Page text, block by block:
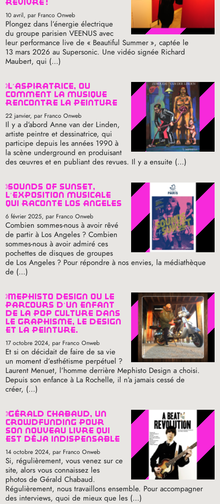
revivre !
10 avril, par Franco Onweb
Plongez dans l’énergie électrique
du groupe parisienVEENUS avec
leur performance live de « Beautiful Summer », captée le
13 mars 2026 au Supersonic. Une vidéo signée Richard
Maubert, qui (…)
l’aspiratrice, ou
comment la musique
rencontre la peinture
22 janvier, par Franco Onweb
Il y a d’abord Anne van der Linden,
artiste peintre et dessinatrice, qui
participe depuis les années 1990 à
la scène underground en produisant
des œuvres et en publiant des revues. Il y a ensuite (…)
sounds of sunset,
l’exposition musicale
qui raconte los angeles
6 février 2025, par Franco Onweb
Combien sommes-nous à avoir rêvé
de partir à Los Angeles ? Combien
sommes-nous à avoir admiré ces
pochettes de disques de groupes
de Los Angeles ? Pour répondre à nos envies, la médiathèque
de (…)
mephisto design où le
parcours d’un enfant
de la pop culture dans
le graphisme, le design
et la peinture.
17 octobre 2024, par Franco Onweb
Et si on décidait de faire de sa vie
un moment d’esthétisme perpétuel ?
Laurent Menuet, l’homme derrière Mephisto Design a choisi.
Depuis son enfance à La Rochelle, il n’a jamais cessé de
créer, (…)
gérald chabaud, un
crowdfunding pour
son nouveau livre qui
est déjà indispensable
14 octobre 2024, par Franco Onweb
Si, régulièrement, vous venez sur ce
site, alors vous connaissez les
photos de Gérald Chabaud.
Régulièrement, nous travaillons ensemble. Pour accompagner
des interviews, quoi de mieux que les (…)